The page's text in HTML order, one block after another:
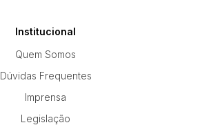
Institucional
Quem Somos
Dúvidas Frequentes
Imprensa
Legislação